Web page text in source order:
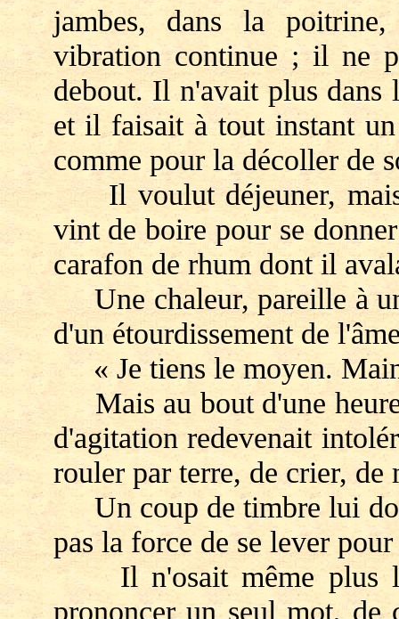
jambes, dans la
vibration continue ; il ne
debout. Il n'avait plus dans
et il faisait à tout instant
comme pour la décoller de
Il voulut déjeuner,
vint de boire pour se
carafon de rhum dont il
Une chaleur, pareille à
d'un étourdissement de
« Je tiens le moyen.
Mais au bout d'une
d'agitation redevenait
rouler par terre, de crier,
Un coup de timbre lui
pas la force de se lever
Il n'osait même plus
prononcer un seul mot, de